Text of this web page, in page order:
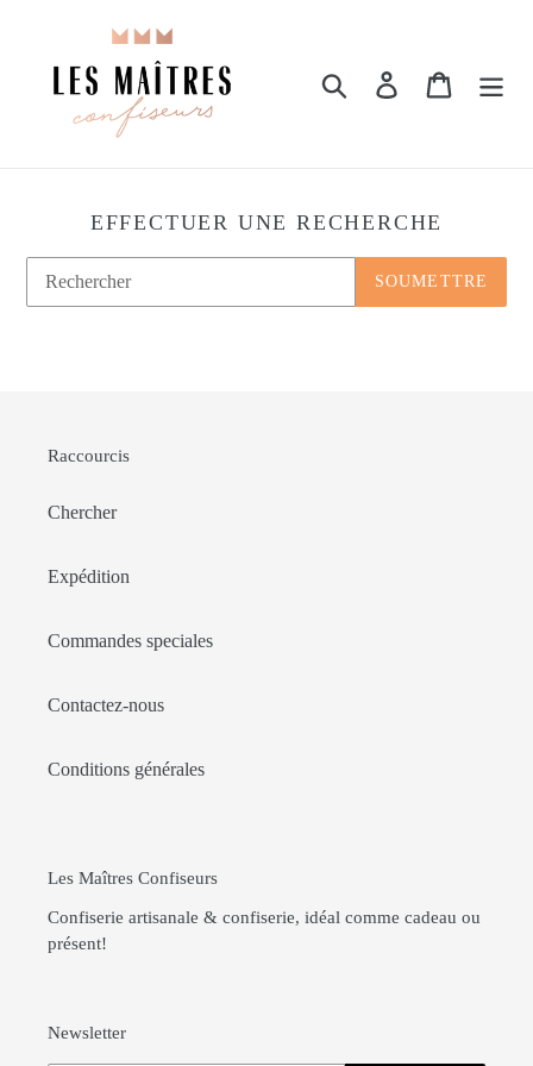
contenu
RechercherSe connecter
Panier
EFFECTUER UNE RECHERCHE
SOUMETTRE
Raccourcis
Chercher
Expédition
Commandes speciales
Contactez-nous
Conditions générales
Les Maîtres Confiseurs
Confiserie artisanale & confiserie, idéal comme cadeau ou
présent!
Newsletter